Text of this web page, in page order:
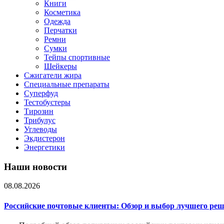
Книги
Косметика
Одежда
Перчатки
Ремни
Сумки
Тейпы спортивные
Шейкеры
Сжигатели жира
Специальные препараты
Суперфуд
Тестобустеры
Тирозин
Трибулус
Углеводы
Экдистерон
Энергетики
Наши новости
08.08.2026
Российские почтовые клиенты: Обзор и выбор лучшего